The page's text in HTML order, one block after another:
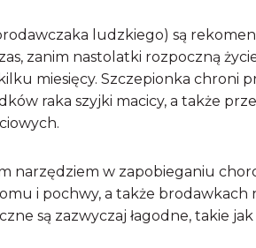
ludzkiego) są
zanim nastolatki rozpoczną
miesięcy. Szczepionka chroni
raka szyjki macicy, a także
narzędziem w zapobieganiu
i pochwy, a także brodawkach
są zazwyczaj łagodne, takie